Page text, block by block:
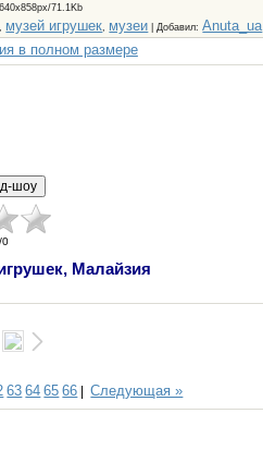
71.1Kb
музей игрушек музеи Добавил:Anuta_ua
в полном размере
0
Малайзия
63 64 65 66 |Следующая »